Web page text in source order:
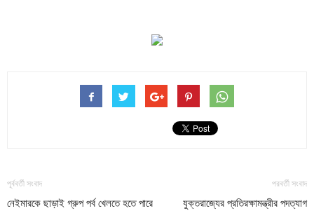
পূর্ববর্তী সংবাদ
নেইমারকে ছাড়াই গ্রুপ পর্ব খেলতে হতে পারে
পরবর্তী সংবাদ
যুক্তরাজ্যের প্রতিরক্ষামন্ত্রীর পদত্যাগ